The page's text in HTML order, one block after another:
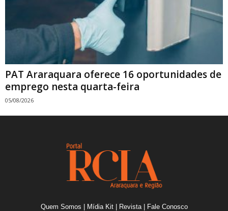
PAT Araraquara oferece 16 oportunidades de
emprego nesta quarta-feira
05/08/2026
Quem Somos Mídia Kit| Revista| Fale Conosco